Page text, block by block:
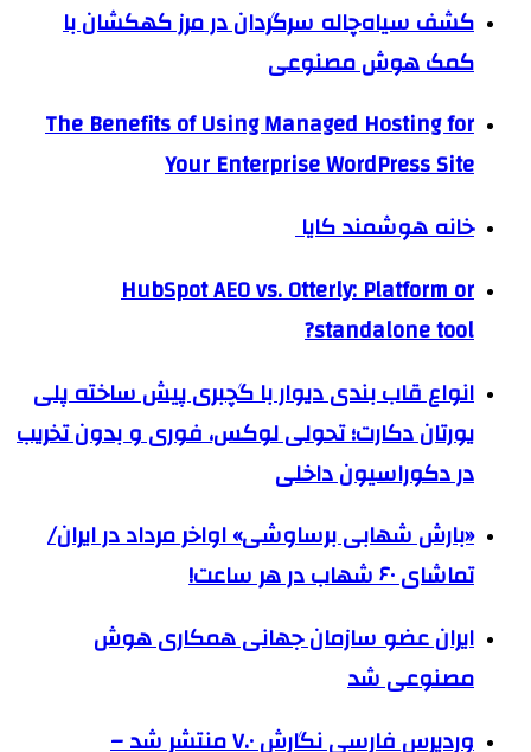
کشف سیاه‌چاله سرگردان در مرز کهکشان با
کمک هوش مصنوعی
The Benefits of Using Managed Hosting for
Your Enterprise WordPress Site
خانه هوشمند کایا
HubSpot AEO vs. Otterly: Platform or
standalone tool?
انواع قاب بندی دیوار با گچبری پیش ساخته پلی
یورتان دکارت؛ تحولی لوکس، فوری و بدون تخریب
در دکوراسیون داخلی
«بارش شهابی برساوشی» اواخر مرداد در ایران/
تماشای ۶۰ شهاب در هر ساعت!
ایران عضو سازمان جهانی همکاری هوش
مصنوعی شد
وردپرس فارسی نگارش ۷.۰ منتشر شد –